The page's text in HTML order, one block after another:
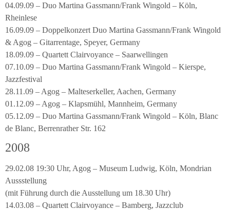
04.09.09 – Duo Martina Gassmann/Frank Wingold – Köln,
Rheinlese
16.09.09 – Doppelkonzert Duo Martina Gassmann/Frank Wingold
& Agog – Gitarrentage, Speyer, Germany
18.09.09 – Quartett Clairvoyance – Saarwellingen
07.10.09 – Duo Martina Gassmann/Frank Wingold – Kierspe,
Jazzfestival
28.11.09 – Agog – Malteserkeller, Aachen, Germany
01.12.09 – Agog – Klapsmühl, Mannheim, Germany
05.12.09 – Duo Martina Gassmann/Frank Wingold – Köln, Blanc
de Blanc, Berrenrather Str. 162
2008
29.02.08 19:30 Uhr, Agog – Museum Ludwig, Köln, Mondrian
Aussstellung
(mit Führung durch die Ausstellung um 18.30 Uhr)
14.03.08 – Quartett Clairvoyance – Bamberg, Jazzclub